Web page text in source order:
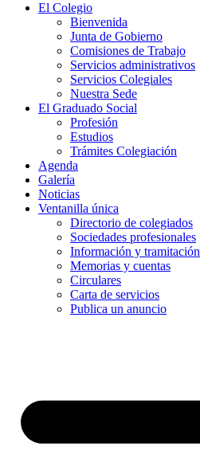
El Colegio
Bienvenida
Junta de Gobierno
Comisiones de Trabajo
Servicios administrativos
Servicios Colegiales
Nuestra Sede
El Graduado Social
Profesión
Estudios
Trámites Colegiación
Agenda
Galería
Noticias
Ventanilla única
Directorio de colegiados
Sociedades profesionales
Información y tramitación
Memorias y cuentas
Circulares
Carta de servicios
Publica un anuncio